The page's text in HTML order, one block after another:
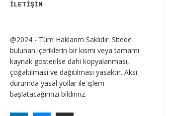
İLETIŞIM
@2024 - Tüm Haklarım Saklıdır. Sitede
bulunan içeriklerin bir kısmı veya tamamı
kaynak gösterilse dahi kopyalanması,
çoğaltılması ve dağıtılması yasaktır. Aksi
durumda yasal yollar ile işlem
başlatacağımızı bildiririz.